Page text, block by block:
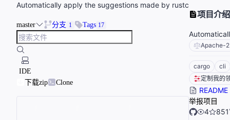
Automatically apply the suggestions made by rustc
master 分支 1 Tags 17
IDE
下载zip
Clone
项目介绍
Apache-
cargo
cli
定制我的
README
举报项目
4
851